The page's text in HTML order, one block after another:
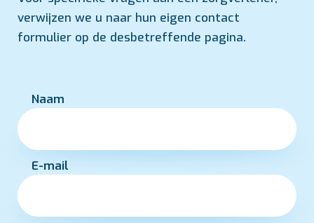
verwijzen we u naar hun eigen contact
formulier op de desbetreffende pagina.
Naam
E-mail